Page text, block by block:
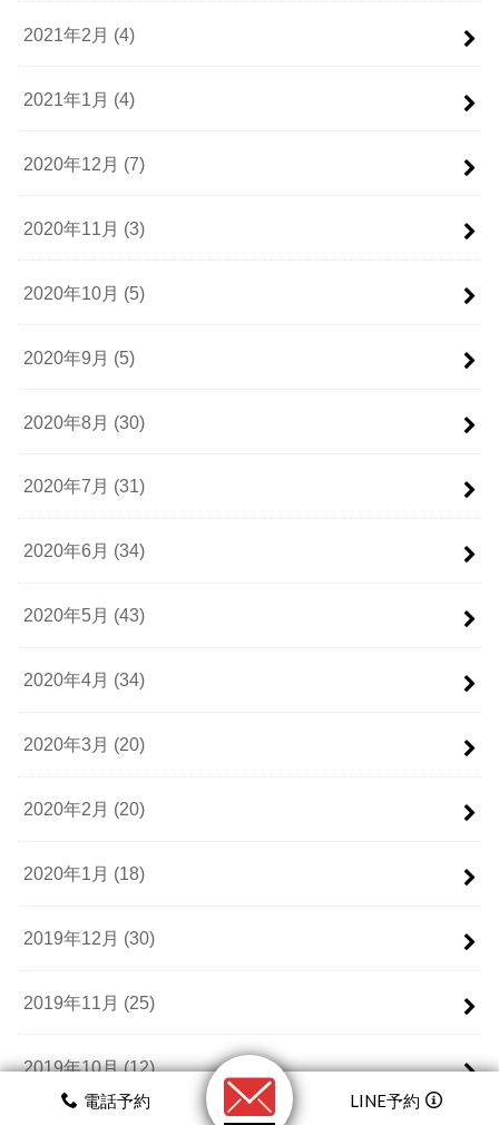
電話予約 LINE予約
2021年2月 (4)
2021年1月 (4)
2020年12月 (7)
2020年11月 (3)
2020年10月 (5)
2020年9月 (5)
2020年8月 (30)
2020年7月 (31)
2020年6月 (34)
2020年5月 (43)
2020年4月 (34)
2020年3月 (20)
2020年2月 (20)
2020年1月 (18)
2019年12月 (30)
2019年11月 (25)
2019年10月 (12)